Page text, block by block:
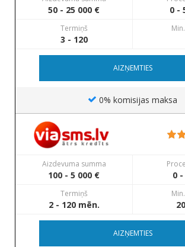
50 - 25 000 € 0 -
Termiņš
3 - 120
AIZŅEMTIES
0% komisijas maksa
Aizdevuma summa
100 - 5 000 € 0
Termiņš
2 - 120 mēn.
AIZŅEMTIES